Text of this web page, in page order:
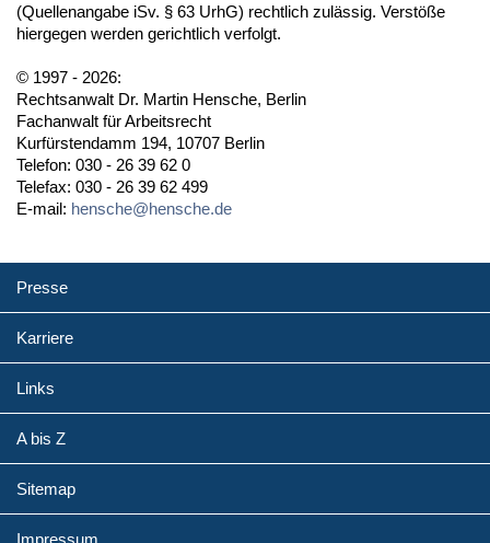
(Quellenangabe iSv. § 63 UrhG) rechtlich zulässig. Verstöße
hiergegen werden gerichtlich verfolgt.
© 1997 - 2026:
Rechtsanwalt Dr. Martin Hensche, Berlin
Fachanwalt für Arbeitsrecht
Kurfürstendamm 194, 10707 Berlin
Telefon: 030 - 26 39 62 0
Telefax: 030 - 26 39 62 499
E-mail: hensche@hensche.de
Presse
Karriere
Links
A bis Z
Sitemap
Impressum